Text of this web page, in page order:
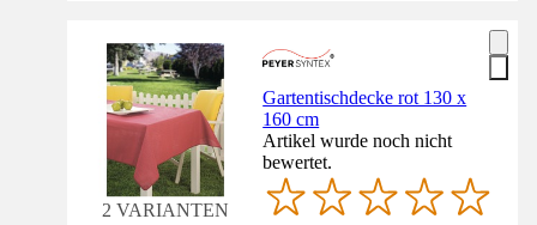
2 VARIANTEN
Gartentischdecke rot 130 x
160 cm
Artikel wurde noch nicht
bewertet.